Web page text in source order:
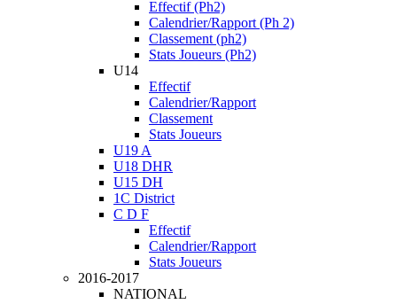
Effectif (Ph2)
Calendrier/Rapport (Ph 2)
Classement (ph2)
Stats Joueurs (Ph2)
U14
Effectif
Calendrier/Rapport
Classement
Stats Joueurs
U19 A
U18 DHR
U15 DH
1C District
C D F
Effectif
Calendrier/Rapport
Stats Joueurs
2016-2017
NATIONAL